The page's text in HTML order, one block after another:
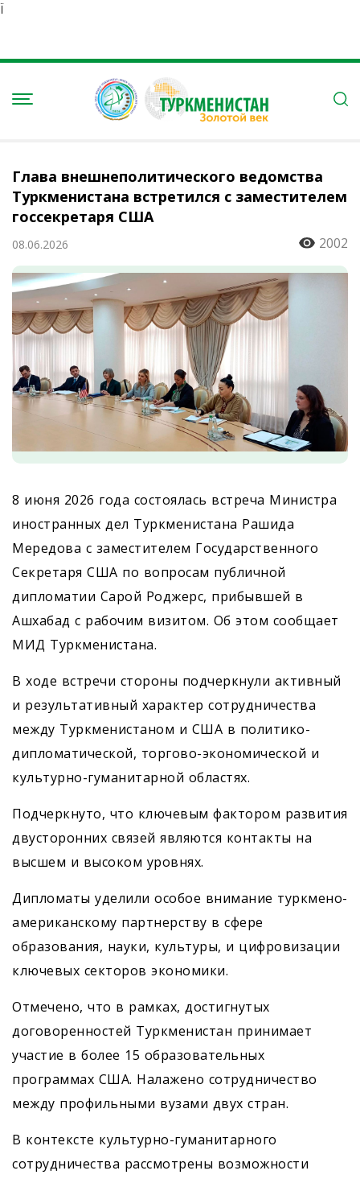
Ï
Глава внешнеполитического ведомства
Туркменистана встретился с заместителем
госсекретаря США
08.06.2026 2002
8 июня 2026 года состоялась встреча Министра
иностранных дел Туркменистана Рашида
Мередова с заместителем Государственного
Секретаря США по вопросам публичной
дипломатии Сарой Роджерс, прибывшей в
Ашхабад с рабочим визитом. Об этом сообщает
МИД Туркменистана.
В ходе встречи стороны подчеркнули активный
и результативный характер сотрудничества
между Туркменистаном и США в политико-
дипломатической, торгово-экономической и
культурно-гуманитарной областях.
Подчеркнуто, что ключевым фактором развития
двусторонних связей являются контакты на
высшем и высоком уровнях.
Дипломаты уделили особое внимание туркмено-
американскому партнерству в сфере
образования, науки, культуры, и цифровизации
ключевых секторов экономики.
Отмечено, что в рамках, достигнутых
договоренностей Туркменистан принимает
участие в более 15 образовательных
программах США. Налажено сотрудничество
между профильными вузами двух стран.
В контексте культурно-гуманитарного
сотрудничества рассмотрены возможности